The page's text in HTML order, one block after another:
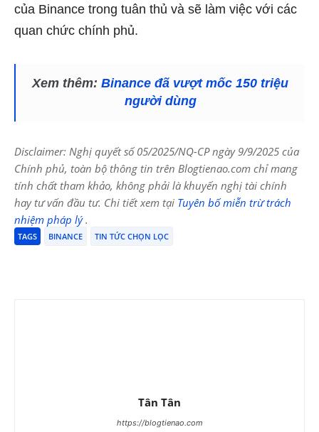
của Binance trong tuân thủ và sẽ làm việc với các
quan chức chính phủ.
Xem thêm: Binance đã vượt mốc 150 triệu
người dùng
Disclaimer: Nghị quyết số 05/2025/NQ-CP ngày 9/9/2025 của
Chính phủ, toàn bộ thông tin trên Blogtienao.com chỉ mang
tính chất tham khảo, không phải là khuyến nghị tài chính
hay tư vấn đầu tư. Chi tiết xem tại Tuyên bố miễn trừ trách
nhiệm pháp lý.
TAGS BINANCE TIN TỨC CHỌN LỌC
Tân Tân
https://blogtienao.com